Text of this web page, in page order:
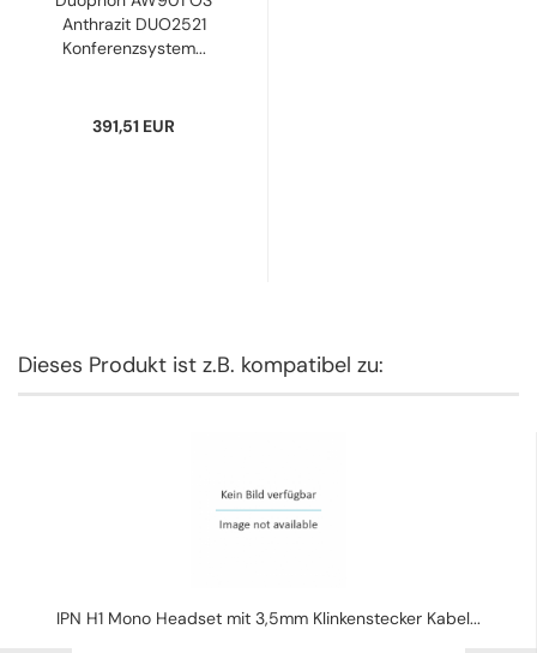
Anthrazit DUO2521
Konferenzsystem...
391,51 EUR
Dieses Produkt ist z.B. kompatibel zu:
IPN H1 Mono Headset mit 3,5mm Klinkenstecker Kabel...